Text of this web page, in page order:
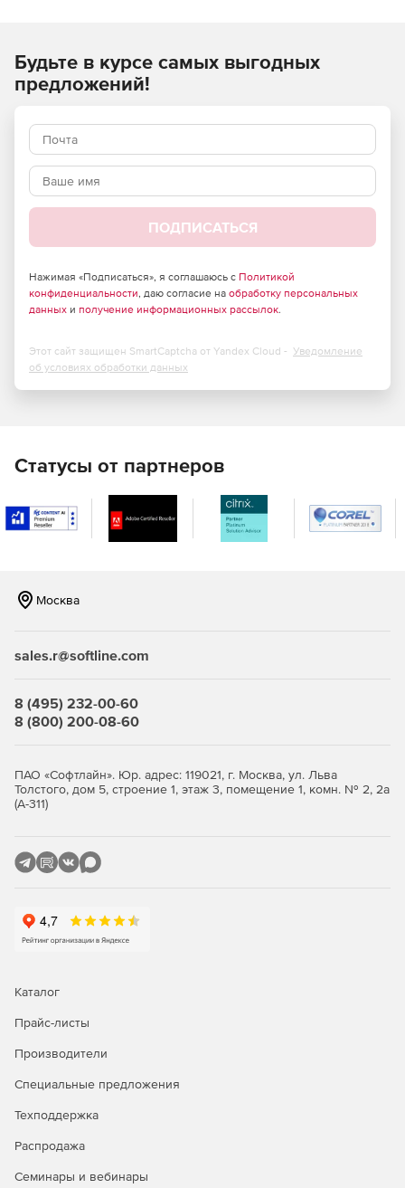
дминистрирование баз данных.
Будьте в курсе самых выгодных
предложений!
ПОДПИСАТЬСЯ
Нажимая «Подписаться», я соглашаюсь с Политикой
конфиденциальности, даю согласие на обработку персональных
данных и получение информационных рассылок.
Этот сайт защищен SmartCaptcha от Yandex Cloud - Уведомление
об условиях обработки данных
Статусы от партнеров
Москва
sales.r@softline.com
8 (495) 232-00-60
8 (800) 200-08-60
ПАО «Софтлайн». Юр. адрес: 119021, г. Москва, ул. Льва
Толстого, дом 5, строение 1, этаж 3, помещение 1, комн. № 2, 2а
(А-311)
Каталог
Прайс-листы
Производители
Специальные предложения
Техподдержка
Распродажа
Семинары и вебинары